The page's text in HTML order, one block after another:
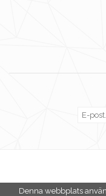
Denna webbplats